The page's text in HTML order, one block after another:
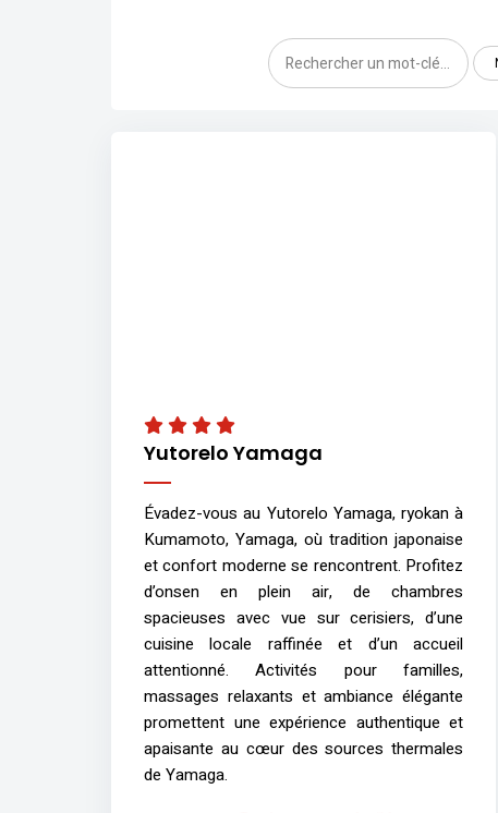
Yutorelo Yamaga
Évadez-vous au Yutorelo Yamaga, ryokan à
Kumamoto, Yamaga, où tradition japonaise
et confort moderne se rencontrent. Profitez
d’onsen en plein air, de chambres
spacieuses avec vue sur cerisiers, d’une
cuisine locale raffinée et d’un accueil
attentionné. Activités pour familles,
massages relaxants et ambiance élégante
promettent une expérience authentique et
apaisante au cœur des sources thermales
de Yamaga.